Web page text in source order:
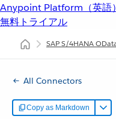
Anypoint Platform（英語
無料トライアル
SAP S/4HANA
All Connectors
Copy as Markdown